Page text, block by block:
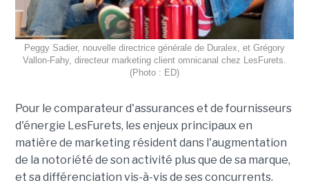
Peggy Sadier, nouvelle directrice générale de Duralex, et Grégory
Vallon-Fahy, directeur marketing client omnicanal chez LesFurets.
(Photo : ED)
Pour le comparateur d'assurances et de fournisseurs
d'énergie LesFurets, les enjeux principaux en
matière de marketing résident dans l'augmentation
de la notoriété de son activité plus que de sa marque,
et sa différenciation vis-à-vis de ses concurrents.